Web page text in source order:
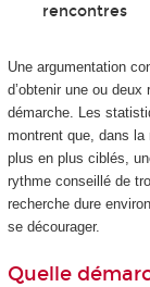
rencontres
Une argumentation
d’obtenir une ou
démarche. Les
montrent que, dans la
plus en plus ciblés,
rythme conseillé de
recherche dure
se décourager.
Quelle